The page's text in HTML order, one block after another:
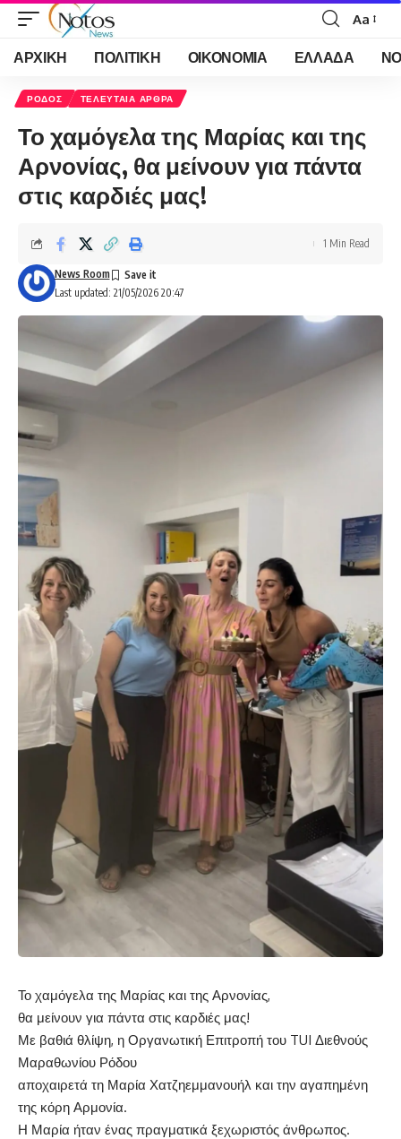
Font
Resizer
Aa
ΑΡΧΙΚΗ ΠΟΛΙΤΙΚΗ ΟΙΚΟΝΟΜΙΑ ΕΛΛΑΔΑ
ΡΟΔΟΣ ΤΕΛΕΥΤΑΙΑ ΑΡΘΡΑ
Το χαμόγελα της Μαρίας και της
Αρνονίας, θα μείνουν για πάντα
στις καρδιές μας!
Last updated: 21/05/2026 20:47
News Room
1 Min Read
Το χαμόγελα της Μαρίας και της Αρνονίας,
θα μείνουν για πάντα στις καρδιές μας!
Με βαθιά θλίψη, η Οργανωτική Επιτροπή του TUI Διεθνούς
Μαραθωνίου Ρόδου
αποχαιρετά τη Μαρία Χατζηεμμανουήλ και την αγαπημένη
της κόρη Αρμονία.
Η Μαρία ήταν ένας πραγματικά ξεχωριστός άνθρωπος.